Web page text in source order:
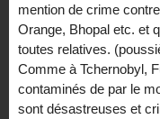
mention de crime
Orange, Bhopal etc. et
toutes relatives.
Comme à Tchernobyl,
contaminés de par le
sont désastreuses et